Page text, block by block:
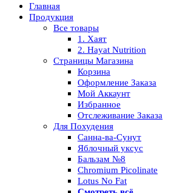
Главная
Продукция
Все товары
1. Хаят
2. Hayat Nutrition
Страницы Магазина
Корзина
Оформление Заказа
Мой Аккаунт
Избранное
Отслеживание Заказа
Для Похудения
Санна-ва-Сунут
Яблочный уксус
Бальзам №8
Chromium Picolinate
Lotus No Fat